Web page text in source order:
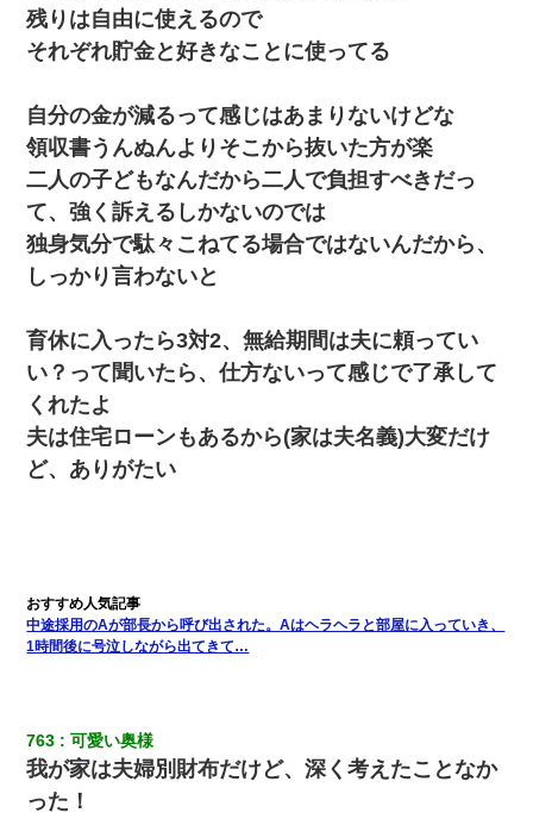
残りは自由に使えるので
それぞれ貯金と好きなことに使ってる
自分の金が減るって感じはあまりないけどな
領収書うんぬんよりそこから抜いた方が楽
二人の子どもなんだから二人で負担すべきだっ
て、強く訴えるしかないのでは
独身気分で駄々こねてる場合ではないんだから、
しっかり言わないと
育休に入ったら3対2、無給期間は夫に頼ってい
い？って聞いたら、仕方ないって感じで了承して
くれたよ
夫は住宅ローンもあるから(家は夫名義)大変だけ
ど、ありがたい
中途採用のAが部長から呼び出された。Aはヘラヘラと部屋に入っていき、
1時間後に号泣しながら出てきて…
763 可愛い奥様
我が家は夫婦別財布だけど、深く考えたことなか
った！